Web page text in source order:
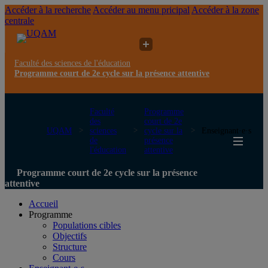
Accéder à la recherche Accéder au menu pricipal Accéder à la zone
centrale
Faculté des sciences de l'éducation
Programme court de 2e cycle sur la présence attentive
UQAM
Faculté
des
sciences
de
l'éducation
Programme
court de 2e
cycle sur la
présence
attentive
Enseignant·e·s
Programme court de 2e cycle sur la présence
attentive
Accueil
Programme
Populations cibles
Objectifs
Structure
Cours